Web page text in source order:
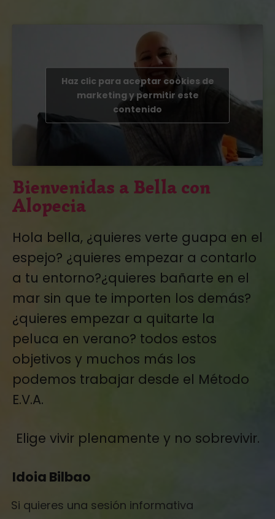
Haz clic para aceptar cookies de
marketing y permitir este
contenido
Bienvenidas a Bella con
Alopecia
Hola bella, ¿quieres verte guapa en el
espejo? ¿quieres empezar a contarlo
a tu entorno?¿quieres bañarte en el
mar sin que te importen los demás?
¿quieres empezar a quitarte la
peluca en verano? todos estos
objetivos y muchos más los
podemos trabajar desde el Método
E.V.A.
Elige vivir plenamente y no sobrevivir.
Idoia Bilbao
Si quieres una sesión informativa